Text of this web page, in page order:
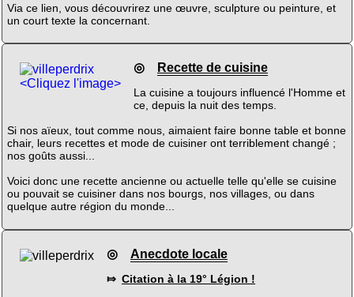
Via ce lien, vous découvrirez une œuvre, sculpture ou peinture, et
un court texte la concernant.
<Cliquez l'image>
◎ Recette de cuisine
La cuisine a toujours influencé l'Homme et
ce, depuis la nuit des temps.
Si nos aïeux, tout comme nous, aimaient faire bonne table et bonne
chair, leurs recettes et mode de cuisiner ont terriblement changé ;
nos goûts aussi...
Voici donc une recette ancienne ou actuelle telle qu'elle se cuisine
ou pouvait se cuisiner dans nos bourgs, nos villages, ou dans
quelque autre région du monde...
◎ Anecdote locale
⤇ Citation à la 19° Légion !